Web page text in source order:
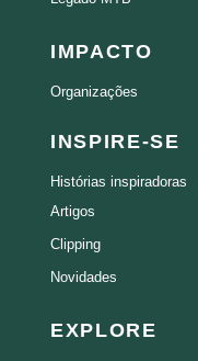
IMPACTO
Organizações
INSPIRE-SE
Histórias inspiradoras
Artigos
Clipping
Novidades
EXPLORE